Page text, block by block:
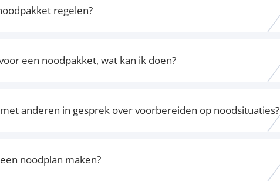
regelen?
een noodpakket, wat kan ik doen?
anderen in gesprek over voorbereiden op noodsituaties?
noodplan maken?